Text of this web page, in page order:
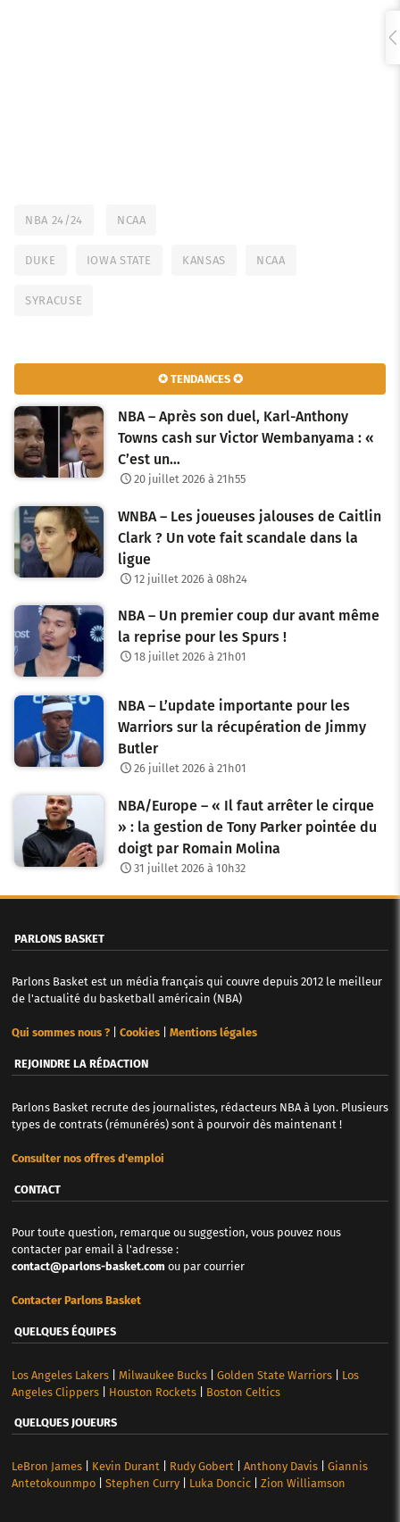
NBA 24/24 NCAA
DUKE IOWA STATE KANSAS NCAA
SYRACUSE
✪ TENDANCES ✪
NBA – Après son duel, Karl-Anthony
Towns cash sur Victor Wembanyama : «
C’est un…
20 juillet 2026 à 21h55
WNBA – Les joueuses jalouses de Caitlin
Clark ? Un vote fait scandale dans la
ligue
12 juillet 2026 à 08h24
NBA – Un premier coup dur avant même
la reprise pour les Spurs !
18 juillet 2026 à 21h01
NBA – L’update importante pour les
Warriors sur la récupération de Jimmy
Butler
26 juillet 2026 à 21h01
NBA/Europe – « Il faut arrêter le cirque
» : la gestion de Tony Parker pointée du
doigt par Romain Molina
31 juillet 2026 à 10h32
PARLONS BASKET
Parlons Basket est un média français qui couvre depuis 2012 le meilleur
de l'actualité du basketball américain (NBA)
Qui sommes nous ?| Cookies| Mentions légales
REJOINDRE LA RÉDACTION
Parlons Basket recrute des journalistes, rédacteurs NBA à Lyon. Plusieurs
types de contrats (rémunérés) sont à pourvoir dès maintenant !
Consulter nos offres d'emploi
CONTACT
Pour toute question, remarque ou suggestion, vous pouvez nous
contacter par email à l'adresse :
contact@parlons-basket.com ou par courrier
Contacter Parlons Basket
QUELQUES ÉQUIPES
Los Angeles Lakers| Milwaukee Bucks| Golden State Warriors| Los
Angeles Clippers| Houston Rockets| Boston Celtics
QUELQUES JOUEURS
LeBron James| Kevin Durant Rudy Gobert Anthony Davis| Giannis
Antetokounmpo| Stephen Curry| Luka Doncic| Zion Williamson